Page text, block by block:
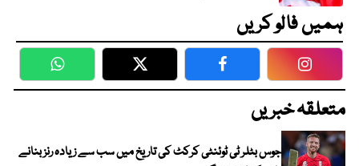
ہمیں فالو کریں
WhatsApp Twitter Facebook
متعلقہ خبریں
جوس بٹلر ٹی ٹوئنٹی کرکٹ کی تاریخ میں سب سے زیادہ رنز بنانے